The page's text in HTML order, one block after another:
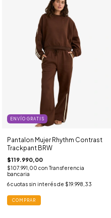
ENVÍO GRATIS
Pantalon Mujer Rhythm Contrast
Trackpant BRW
$119.990,00
$107.991,00 con Transferencia
bancaria
6 cuotas sin interés de $19.998,33
COMPRAR